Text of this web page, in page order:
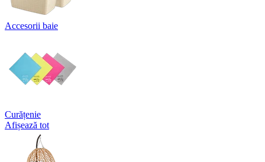
Accesorii baie
Curățenie
Afișează tot